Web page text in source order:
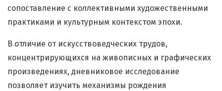
сопоставление с коллективными художественными
практиками и культурным контекстом эпохи.
В отличие от искусствоведческих трудов,
концентрирующихся на живописных и графических
произведениях, дневниковое исследование
позволяет изучить механизмы рождения